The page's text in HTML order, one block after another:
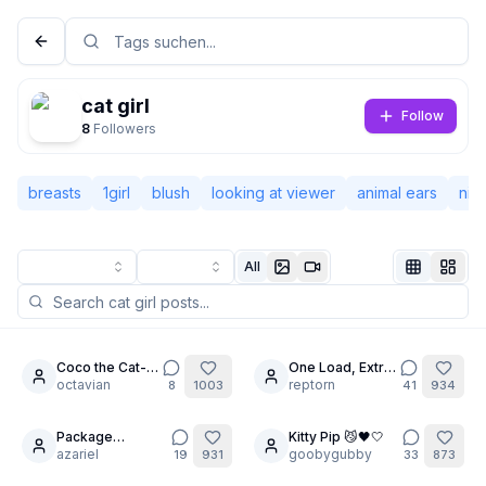
Ansicht Klassisch Kompakt
cat girl
8 Followers
Follow
breasts 1girl blush looking at viewer animal ears
All
6Coco the Cat-
Girl
octavian 8 1003
One Load, Extra
Spin 💦😻
reptorn 41 934
18
Package
Delivery for You
azariel 19 931
30
Kitty Pip 😼🖤🤍
goobygubby
33 873